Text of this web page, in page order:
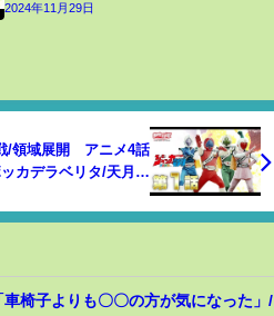
2024年11月29日
/領域展開 アニメ4話
カデラベリタ/天月】
車椅子よりも〇〇の方が気になった」/